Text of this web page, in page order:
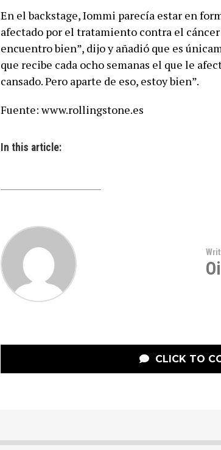
En el backstage, Iommi parecía estar en
afectado por el tratamiento contra el cáncer
encuentro bien”, dijo y añadió que es
que recibe cada ocho semanas el que le
cansado. Pero aparte de eso, estoy bien”.
Fuente: www.rollingstone.es
In this article:
CLICK TO